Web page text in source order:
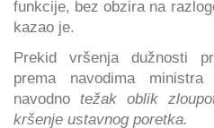
funkcije, bez obzira na
kazao je.
Prekid vršenja dužnosti
prema navodima
navodno težak oblik
kršenje ustavnog poretka.